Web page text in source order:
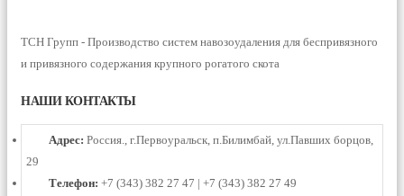
ТСН Групп - Производство систем навозоудаления для беспривязного
и привязного содержания крупного рогатого скота
НАШИ КОНТАКТЫ
Адрес: Россия., г.Первоуральск, п.Билимбай, ул.Павших борцов,
29
Телефон: +7 (343) 382 27 47 | +7 (343) 382 27 49